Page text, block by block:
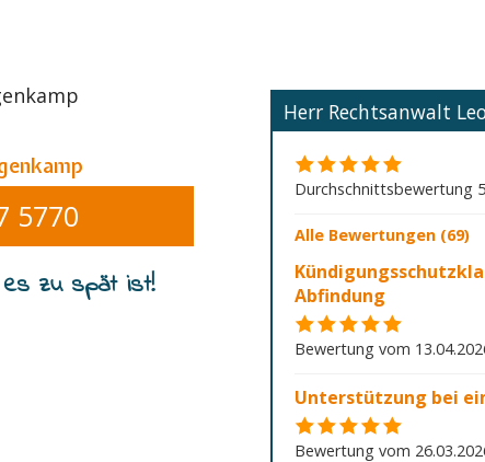
5770
zu spät ist!
Herr Rechtsanwalt
Durchschnittsbewertung
Alle Bewertungen (69)
Abfindung
Bewertung vom
Unterstützung bei
Bewertung vom